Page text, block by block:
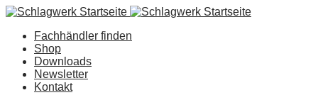
Fachhändler finden
Shop
Downloads
Newsletter
Kontakt